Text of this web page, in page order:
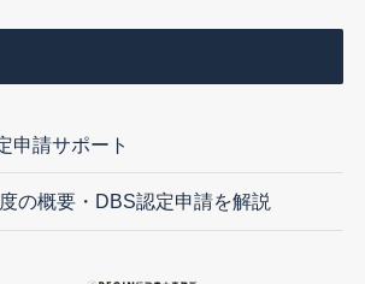
申請サポート
の概要・DBS認定申請を解説